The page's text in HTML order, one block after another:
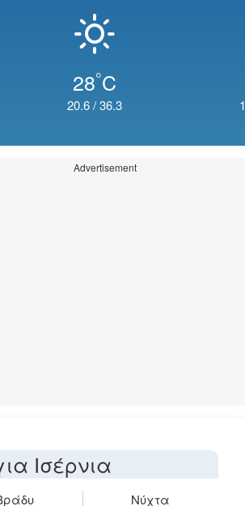
28°C
20.6/36.3
Advertisement
Ισέρνια
Νύχτα